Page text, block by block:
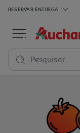
RESERVAR ENTREGA
Pesquisar